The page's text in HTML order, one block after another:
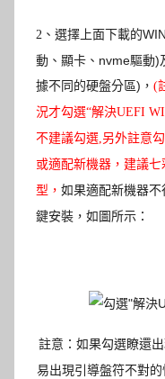
2 、 選擇上面下載的
動、顯卡、nvme驅動)
據不同的硬盤分區) ， (
況才勾選“解決UEFI
不建議勾選,另外註意
或適配新機器，建議
型， 如果適配新機器
鍵安裝， 如圖所示：
註意：如果勾選瞭還
易出現引導盤符不對